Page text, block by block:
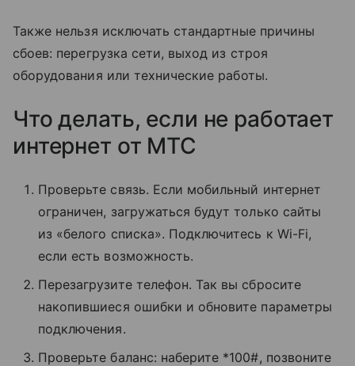
Также нельзя исключать стандартные причины
сбоев: перегрузка сети, выход из строя
оборудования или технические работы.
Что делать, если не работает
интернет от МТС
Проверьте связь. Если мобильный интернет
ограничен, загружаться будут только сайты
из «белого списка». Подключитесь к Wi-Fi,
если есть возможность.
Перезагрузите телефон. Так вы сбросите
накопившиеся ошибки и обновите параметры
подключения.
Проверьте баланс: наберите *100#, позвоните